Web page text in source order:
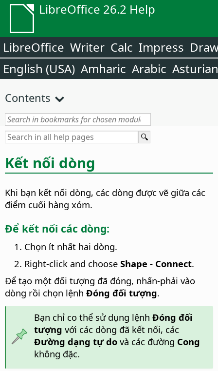
LibreOffice 26.2 Help
LibreOffice Writer Calc Impress
English (USA) Amharic Arabic Asturian
Contents
Kết nối dòng
Khi bạn kết nối dòng, các dòng được vẽ giữa các
điểm cuối hàng xóm.
Để kết nối các dòng:
Chọn ít nhất hai dòng.
Right-click and choose Shape - Connect.
Để tạo một đối tượng đã đóng, nhấn-phải vào
dòng rồi chọn lệnh Đóng đối tượng.
Bạn chỉ co thể sử dụng lệnh Đóng đối
tượng với các dòng đã kết nối, các
Đường dạng tự dovà các đường Cong
không đặc.